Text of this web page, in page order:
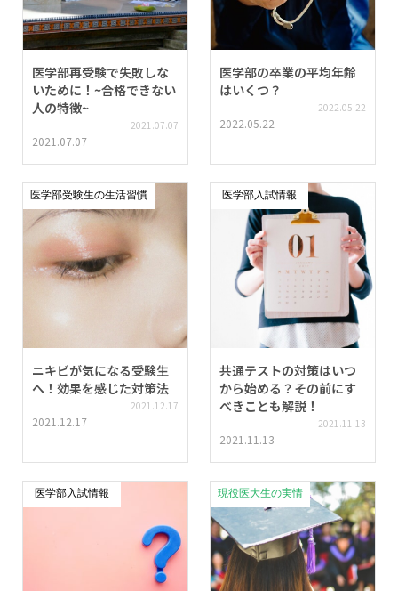
医学部再受験で失敗しな
いために！~合格できない
人の特徴~
2021.07.07
2021.07.07
医学部の卒業の平均年齢
はいくつ？
2022.05.22
2022.05.22
医学部受験生の生活習慣
ニキビが気になる受験生
へ！効果を感じた対策法
2021.12.17
2021.12.17
医学部入試情報
共通テストの対策はいつ
から始める？その前にす
べきことも解説！
2021.11.13
2021.11.13
医学部入試情報 現役医大生の実情